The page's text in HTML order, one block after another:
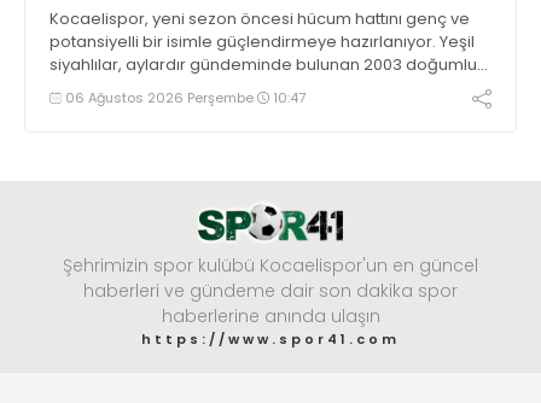
Kocaelispor, yeni sezon öncesi hücum hattını genç ve
potansiyelli bir isimle güçlendirmeye hazırlanıyor. Yeşil
siyahlılar, aylardır gündeminde bulunan 2003 doğumlu
santrfor Metehan Altunbaş transferinde sona hayli
yaklaştı.
06 Ağustos 2026 Perşembe 10:47
Şehrimizin spor kulübü Kocaelispor'un en güncel
haberleri ve gündeme dair son dakika spor
haberlerine anında ulaşın
https://www.spor41.com